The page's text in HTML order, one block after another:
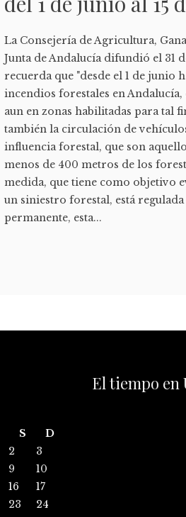
La Consejería de Agricultura,
Junta de Andalucía difundió el 31
recuerda que "desde el 1 de junio
incendios forestales en
aun en zonas habilitadas para tal
también la circulación de
influencia forestal, que son
menos de 400 metros de los
medida, que tiene como objetivo
un siniestro forestal, está
permanente, esta...
S
D
2
3
9
10
16
17
23
24
El tiempo en